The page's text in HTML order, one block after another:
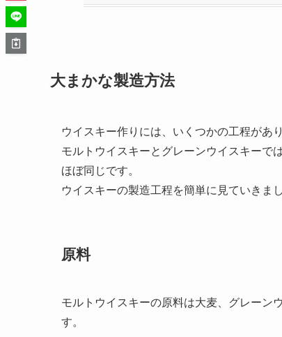
大まかな製造方法
ウイスキー作りには、いくつかの工程があ
モルトウイスキーとグレーンウイスキーで
ほぼ同じです。
ウイスキーの製造工程を簡単に見ていきま
原料
モルトウイスキーの原料は大麦、グレーン
す。